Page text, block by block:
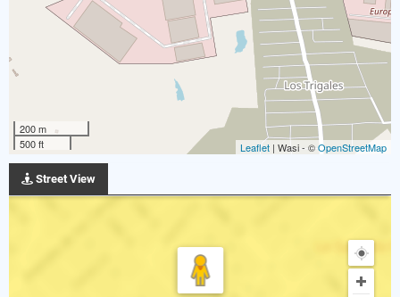
200 m
500 ft
Leaflet | Wasi - ©OpenStreetMap
Street View